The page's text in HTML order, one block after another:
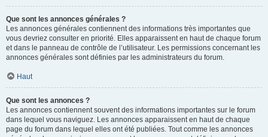
Que sont les annonces générales ?
Les annonces générales contiennent des informations très importantes que
vous devriez consulter en priorité. Elles apparaissent en haut de chaque forum
et dans le panneau de contrôle de l’utilisateur. Les permissions concernant les
annonces générales sont définies par les administrateurs du forum.
Haut
Que sont les annonces ?
Les annonces contiennent souvent des informations importantes sur le forum
dans lequel vous naviguez. Les annonces apparaissent en haut de chaque
page du forum dans lequel elles ont été publiées. Tout comme les annonces